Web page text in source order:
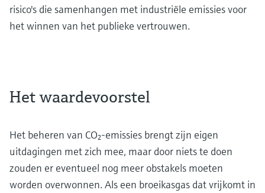
risico's die samenhangen met industriële emissies voor
het winnen van het publieke vertrouwen.
Het waardevoorstel
Het beheren van CO₂-emissies brengt zijn eigen
uitdagingen met zich mee, maar door niets te doen
zouden er eventueel nog meer obstakels moeten
worden overwonnen. Als een broeikasgas dat vrijkomt in